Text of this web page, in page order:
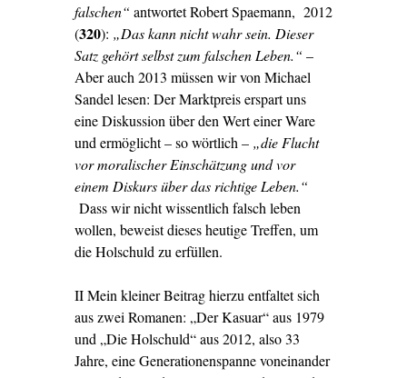
falschen“ antwortet Robert Spaemann, 2012
(320): „Das kann nicht wahr sein. Dieser
Satz gehört selbst zum falschen Leben.“ –
Aber auch 2013 müssen wir von Michael
Sandel lesen: Der Marktpreis erspart uns
eine Diskussion über den Wert einer Ware
und ermöglicht – so wörtlich – „die Flucht
vor moralischer Einschätzung und vor
einem Diskurs über das richtige Leben.“
Dass wir nicht wissentlich falsch leben
wollen, beweist dieses heutige Treffen, um
die Holschuld zu erfüllen.
II Mein kleiner Beitrag hierzu entfaltet sich
aus zwei Romanen: „Der Kasuar“ aus 1979
und „Die Holschuld“ aus 2012, also 33
Jahre, eine Generationenspanne voneinander